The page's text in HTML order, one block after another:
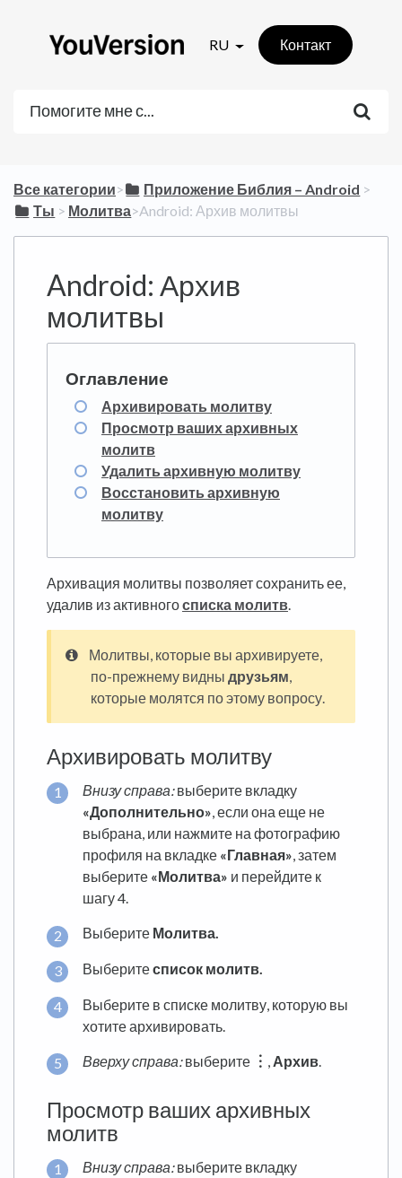
RU Контакт
Все категории​>​ ​Приложение Библия – Android ​ > ​
​Ты ​ > ​ ​Молитва​>​ Android: Архив молитвы
Android: Архив
молитвы
Архивировать молитву
Просмотр ваших архивных
молитв
Удалить архивную молитву
Восстановить архивную
молитву
Архивация молитвы позволяет сохранить ее,
удалив из активногосписка молитв.
Молитвы, которые вы архивируете,
по-прежнему видны друзьям,
которые молятся по этому вопросу.
Архивировать молитву
Внизу справа:выберите вкладку
«Дополнительно», если она еще не
выбрана, или нажмите на фотографию
профиля на вкладке «Главная», затем
выберите «Молитва» и перейдите к
шагу 4.
Выберите Молитва.
Выберитесписок молитв.
Выберите в списке молитву, которую вы
хотите архивировать.
Вверху справа:выберите ︙ , Архив.
Просмотр ваших архивных
молитв
Внизу справа:выберите вкладку